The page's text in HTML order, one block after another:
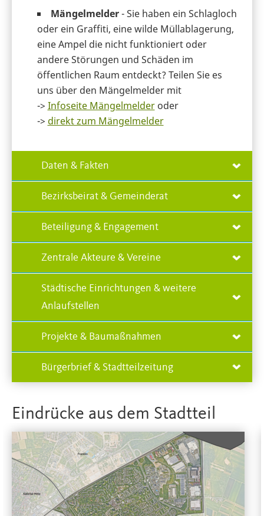
Mängelmelder- Sie haben ein Schlagloch
oder ein Graffiti, eine wilde Müllablagerung,
eine Ampel die nicht funktioniert oder
andere Störungen und Schäden im
öffentlichen Raum entdeckt? Teilen Sie es
uns über den Mängelmelder mit
-> Infoseite Mängelmelderoder
-> direkt zum Mängelmelder
Daten & Fakten
Bezirksbeirat & Gemeinderat
Beteiligung & Engagement
Zentrale Akteure & Vereine
Städtische Einrichtungen & weitere
Anlaufstellen
Projekte & Baumaßnahmen
Bürgerbrief & Stadtteilzeitung
Eindrücke aus dem Stadtteil